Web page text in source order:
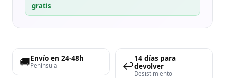
gratis
🚚Envío en 24-48h
Península ↩️
14 días para
devolver
Desistimiento